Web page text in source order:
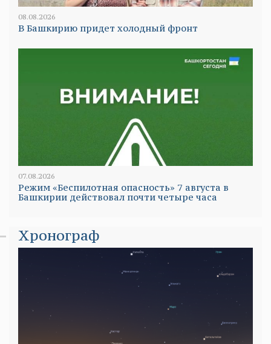
08.08.2026
В Башкирию придет холодный фронт
07.08.2026
Режим «Беспилотная опасность» 7 августа в
Башкирии действовал почти четыре часа
Хронограф